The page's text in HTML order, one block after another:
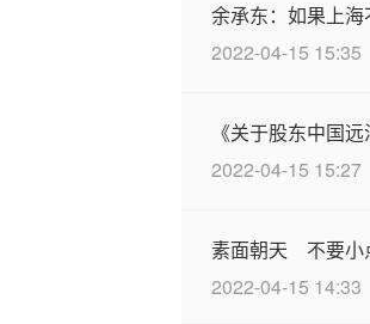
余承东：如果上
2022-04-15 15:35
《关于股东中国
2022-04-15 15:27
素面朝天 不要小
2022-04-15 14:33